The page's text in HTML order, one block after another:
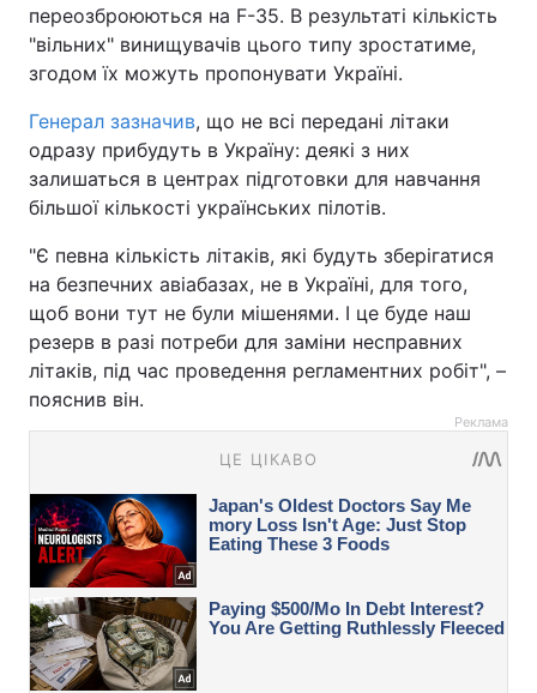
переозброюються на F-35. В результаті кількість
"вільних" винищувачів цього типу зростатиме,
згодом їх можуть пропонувати Україні.
Генерал зазначив, що не всі передані літаки
одразу прибудуть в Україну: деякі з них
залишаться в центрах підготовки для навчання
більшої кількості українських пілотів.
"Є певна кількість літаків, які будуть зберігатися
на безпечних авіабазах, не в Україні, для того,
щоб вони тут не були мішенями. І це буде наш
резерв в разі потреби для заміни несправних
літаків, під час проведення регламентних робіт", –
пояснив він.
Реклама